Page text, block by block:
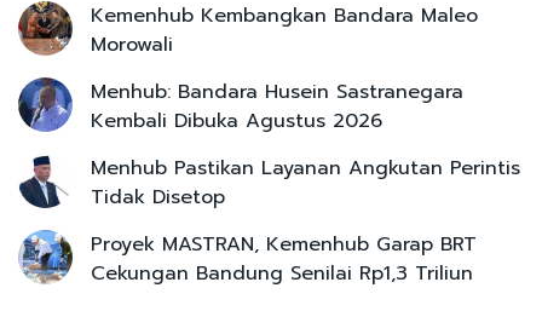
Kemenhub Kembangkan Bandara Maleo
Morowali
Menhub: Bandara Husein Sastranegara
Kembali Dibuka Agustus 2026
Menhub Pastikan Layanan Angkutan Perintis
Tidak Disetop
Proyek MASTRAN, Kemenhub Garap BRT
Cekungan Bandung Senilai Rp1,3 Triliun